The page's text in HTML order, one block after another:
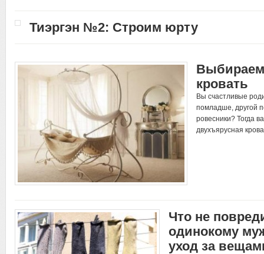
Тиэргэн №2: Строим юрту
кровать
Вы счастливые
помладше, другой
ровесники? Тогда
двухъярусная
Что не
одинокому
уход за